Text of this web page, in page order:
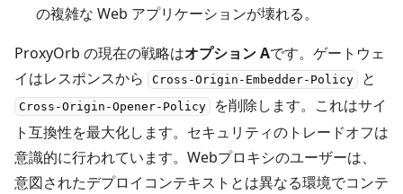
の複雑な Web アプリケーションが壊れる。
ProxyOrb の現在の戦略はオプション Aです。ゲートウェ
イはレスポンスから
Cross-Origin-Embedder-Policy と
Cross-Origin-Opener-Policy
を削除します。これはサイ
ト互換性を最大化します。セキュリティのトレードオフは
意識的に行われています。Webプロキシのユーザーは、
意図されたデプロイコンテキストとは異なる環境でコンテ